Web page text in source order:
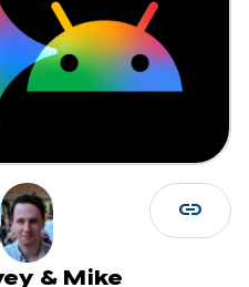
& Mike
link